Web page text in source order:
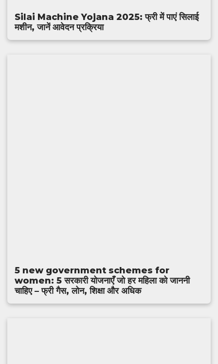
Silai Machine Yojana 2025: फ्री में पाएं सिलाई
मशीन, जानें आवेदन प्रक्रिया
‎5 new government schemes for
women: 5 सरकारी योजनाएँ जो हर महिला को जाननी
चाहिए – फ्री गैस, लोन, शिक्षा और अधिक